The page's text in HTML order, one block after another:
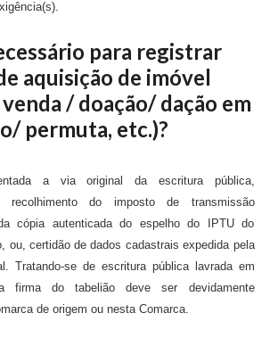
para registrar
aquisição de imóvel
/ doação/ dação em
permuta, etc.)?
a via original da escritura pública,
recolhimento do imposto de transmissão
cópia autenticada do espelho do IPTU do
ou, certidão de dados cadastrais expedida pela
Tratando-se de escritura pública lavrada em
firma do tabelião deve ser devidamente
de origem ou nesta Comarca.